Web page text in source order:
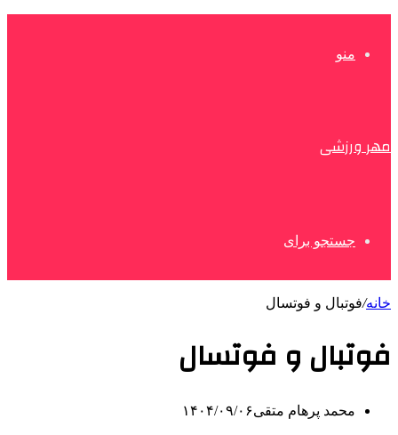
منو
مهر ورزشی
جستجو برای
خانه/فوتبال و فوتسال
فوتبال و فوتسال
محمد پرهام متقی۱۴۰۴/۰۹/۰۶